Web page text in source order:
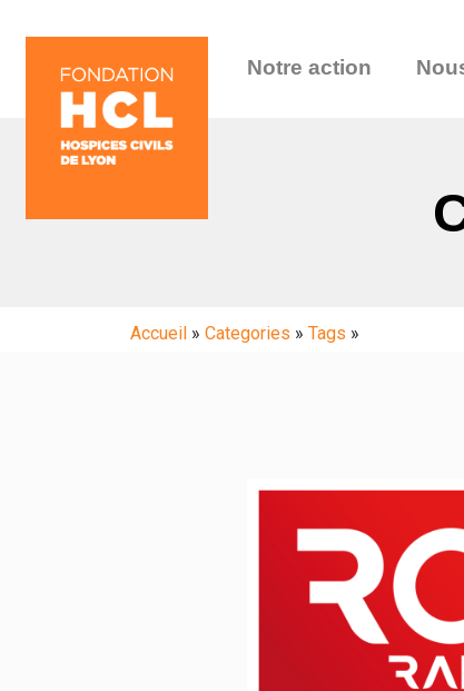
Notre action
Accueil » Categories » Tags »